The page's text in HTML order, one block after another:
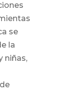
se
la
niñas,